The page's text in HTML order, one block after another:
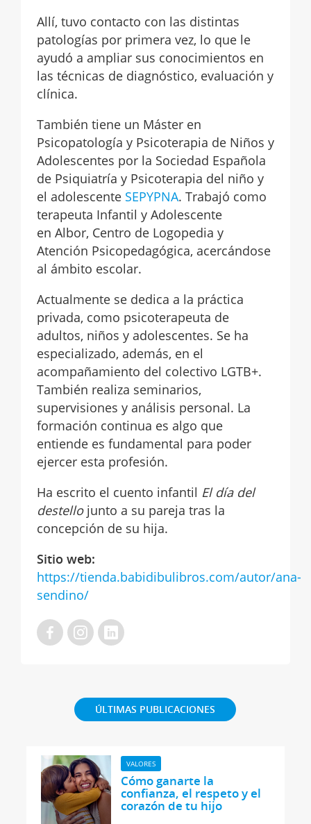
Allí, tuvo contacto con las distintas
patologías por primera vez, lo que le
ayudó a ampliar sus conocimientos en
las técnicas de diagnóstico, evaluación y
clínica.
También tiene un Máster en
Psicopatología y Psicoterapia de Niños y
Adolescentes por la Sociedad Española
de Psiquiatría y Psicoterapia del niño y
el adolescente SEPYPNA. Trabajó como
terapeuta Infantil y Adolescente
en Albor, Centro de Logopedia y
Atención Psicopedagógica, acercándose
al ámbito escolar.
Actualmente se dedica a la práctica
privada, como psicoterapeuta de
adultos, niños y adolescentes. Se ha
especializado, además, en el
acompañamiento del colectivo LGTB+.
También realiza seminarios,
supervisiones y análisis personal. La
formación continua es algo que
entiende es fundamental para poder
ejercer esta profesión.
Ha escrito el cuento infantil El día del
destellojunto a su pareja tras la
concepción de su hija.
Sitio web:
https://tienda.babidibulibros.com/autor/ana-
sendino/
ÚLTIMAS PUBLICACIONES
VALORES
Cómo ganarte la
confianza, el respeto y el
corazón de tu hijo